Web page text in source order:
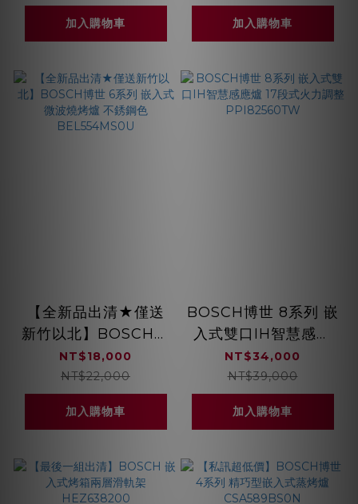
料衣物烘衣架
WGB256B0TC+WQB245A0TC
加入購物車 加入購物車
【全新品出清★僅送
新竹以北】BOSCH博
世 6系列 嵌入式微波
燒烤爐 不銹鋼色
BEL554MS0U
NT$18,000
NT$22,000
加入購物車
BOSCH博世 8系列 嵌
入式雙口IH智慧感應
爐 17段式火力調整
PPI82560TW
NT$34,000
NT$39,000
加入購物車